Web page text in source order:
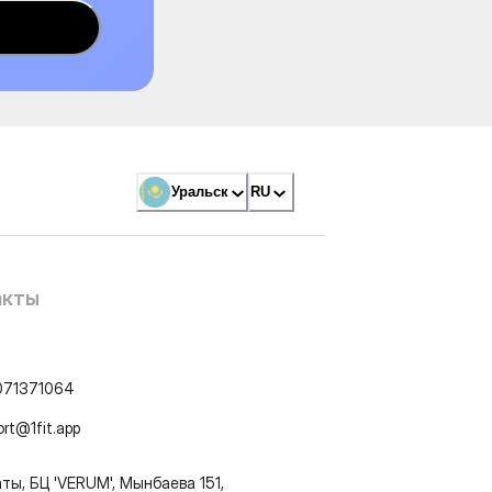
Уральск RU
БЦ 'VERUM', Мынбаева 151,